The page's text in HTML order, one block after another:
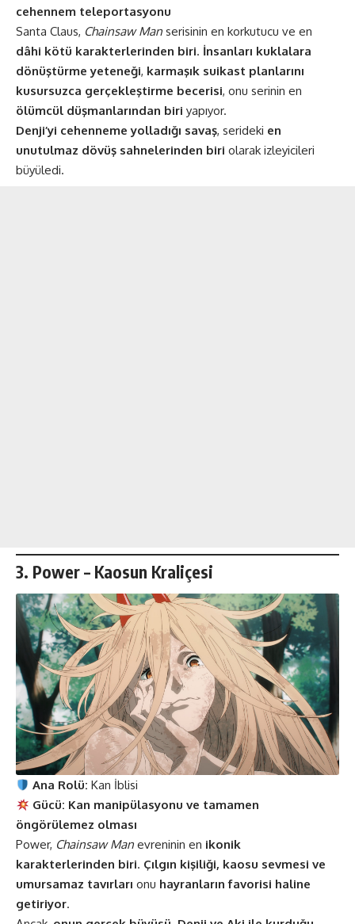
cehennem teleportasyonu
Santa Claus, Chainsaw Man serisinin en korkutucu ve en
dâhi kötü karakterlerinden biri. İnsanları kuklalara
dönüştürme yeteneği, karmaşık suikast planlarını
kusursuzca gerçekleştirme becerisi, onu serinin en
ölümcül düşmanlarından biri yapıyor.
Denji’yi cehenneme yolladığı savaş, serideki en
unutulmaz dövüş sahnelerinden biri olarak izleyicileri
büyüledi.
3. Power – Kaosun Kraliçesi
Ana Rolü: Kan İblisi
Gücü: Kan manipülasyonu ve tamamen
öngörülemez olması
Power, Chainsaw Man evreninin en ikonik
karakterlerinden biri. Çılgın kişiliği, kaosu sevmesi ve
umursamaz tavırları onu hayranların favorisi haline
getiriyor.